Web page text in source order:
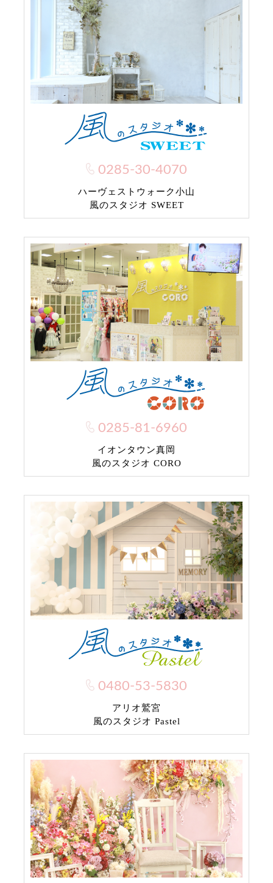
0285-30-4070
ハーヴェストウォーク小山
風のスタジオ SWEET
0285-81-6960
イオンタウン真岡
風のスタジオ CORO
0480-53-5830
アリオ鷲宮
風のスタジオ Pastel